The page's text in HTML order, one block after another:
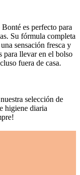
es perfecto para
Su fórmula completa
sensación fresca y
para llevar en el bolso
fuera de casa.
selección de
higiene diaria